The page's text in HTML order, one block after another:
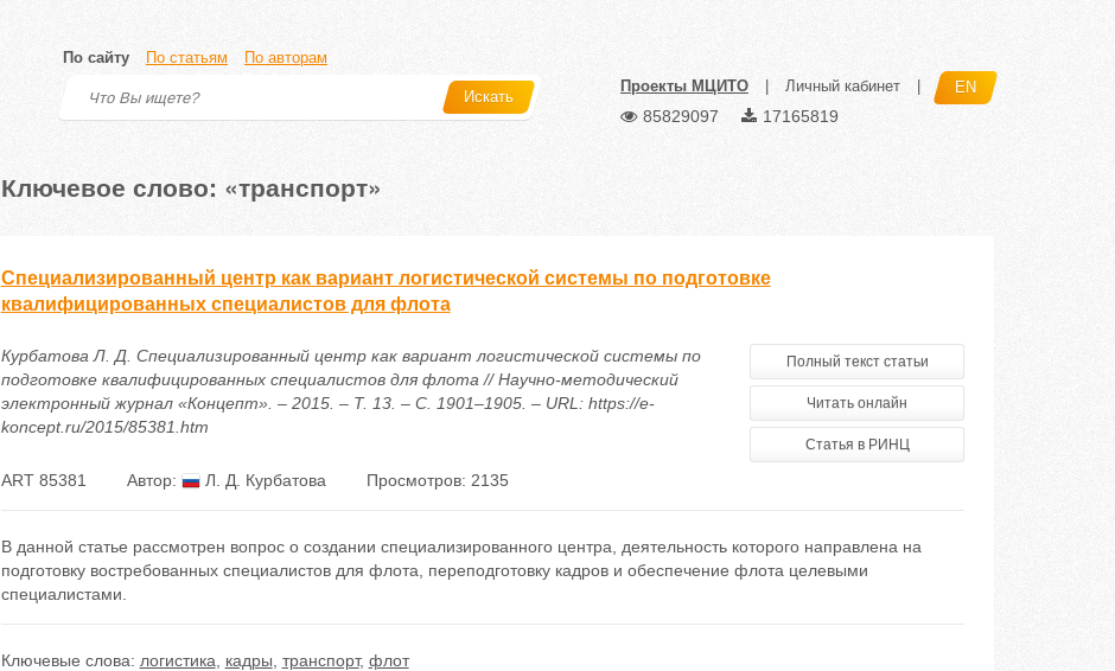
По сайту По статьям По авторам
Искать
Проекты МЦИТО Личный кабинет EN
85829097 17165819
Ключевое слово: «транспорт»
Специализированный центр как вариант логистической системы по подготовке
квалифицированных специалистов для флота
Курбатова Л. Д. Специализированный центр как вариант логистической системы по
подготовке квалифицированных специалистов для флота // Научно-методический
электронный журнал «Концепт». – 2015. – Т. 13. – С. 1901–1905. – URL: https://e-
koncept.ru/2015/85381.htm
Полный текст статьи
Читать онлайн
Статья в РИНЦ
ART 85381 Автор: Л. Д. Курбатова Просмотров: 2135
В данной статье рассмотрен вопрос о создании специализированного центра, деятельность которого направлена на
подготовку востребованных специалистов для флота, переподготовку кадров и обеспечение флота целевыми
специалистами.
Ключевые слова: логистика кадры транспорт, флот